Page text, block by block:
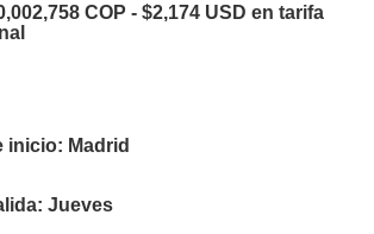
COP - $2,174 USD en tarifa
inicio: Madrid
Jueves